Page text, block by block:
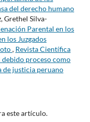
del derecho humano
Grethel Silva-
Parental en los
los Juzgados
, Revista Científica
debido proceso como
de justicia peruano
este artículo.